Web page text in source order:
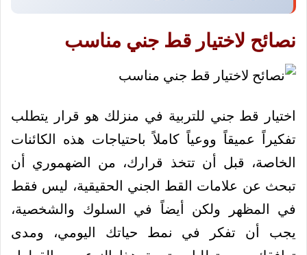
نصائح لاختيار قط جني مناسب
اختيار قط جني للتربية في منزلك هو قرار يتطلب
تفكيراً عميقاً ووعياً كاملاً باحتياجات هذه الكائنات
الخاصة، قبل أن تتخذ قرارك، من الضهموري أن
تبحث عن علامات القط الجني الحقيقية، ليس فقط
في المظهر ولكن أيضاً في السلوك والشخصية،
يجب أن تفكر في نمط حياتك اليومي، ومدى